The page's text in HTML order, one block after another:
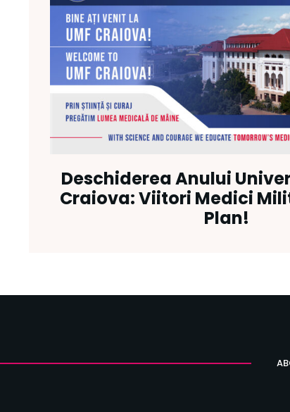
Deschiderea Anului
Craiova: Viitori Medici
Plan!